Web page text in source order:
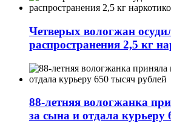
Четверых вологжан
распространения 2,5 кг
88-летняя вологжанка
за сына и отдала курьеру